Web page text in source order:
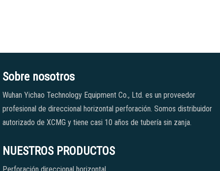
Sobre nosotros
Wuhan Yichao Technology Equipment Co., Ltd. es un proveedor
profesional de direccional horizontal perforación. Somos distribuidor
autorizado de XCMG y tiene casi 10 años de tubería sin zanja.
NUESTROS PRODUCTOS